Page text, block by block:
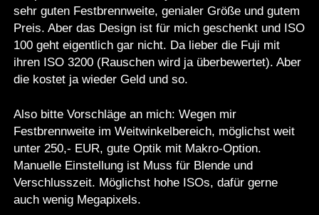
sehr guten Festbrennweite, genialer Größe und gutem
Preis. Aber das Design ist für mich geschenkt und ISO
100 geht eigentlich gar nicht. Da lieber die Fuji mit
ihren ISO 3200 (Rauschen wird ja überbewertet). Aber
die kostet ja wieder Geld und so.
Also bitte Vorschläge an mich: Wegen mir
Festbrennweite im Weitwinkelbereich, möglichst weit
unter 250,- EUR, gute Optik mit Makro-Option.
Manuelle Einstellung ist Muss für Blende und
Verschlusszeit. Möglichst hohe ISOs, dafür gerne
auch wenig Megapixels.